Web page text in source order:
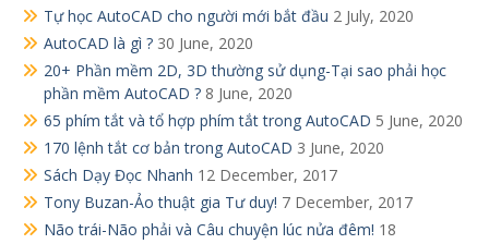
Tự học AutoCAD cho người mới bắt đầu 2 July, 2020
AutoCAD là gì ? 30 June, 2020
20+ Phần mềm 2D, 3D thường sử dụng-Tại sao phải học
phần mềm AutoCAD ? 8 June, 2020
65 phím tắt và tổ hợp phím tắt trong AutoCAD 5 June, 2020
170 lệnh tắt cơ bản trong AutoCAD 3 June, 2020
Sách Dạy Đọc Nhanh 12 December, 2017
Tony Buzan-Ảo thuật gia Tư duy! 7 December, 2017
Não trái-Não phải và Câu chuyện lúc nửa đêm! 18